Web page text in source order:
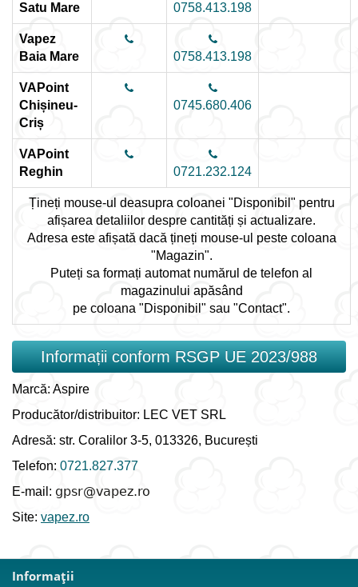
Satu Mare
0758.413.198
Vapez
Baia Mare
0758.413.198
VAPoint
Chișineu-
Criș
0745.680.406
VAPoint
Reghin
0721.232.124
Țineți mouse-ul deasupra coloanei "Disponibil" pentru
afișarea detaliilor despre cantități și actualizare.
Adresa este afișată dacă țineți mouse-ul peste coloana
"Magazin".
Puteți sa formați automat numărul de telefon al
magazinului apăsând
pe coloana "Disponibil" sau "Contact".
Informații conform RSGP UE 2023/988
Marcă: Aspire
Producător/distribuitor: LEC VET SRL
Adresă: str. Coralilor 3-5, 013326, București
Telefon: 0721.827.377
E-mail:
Site: vapez.ro
Informaţii